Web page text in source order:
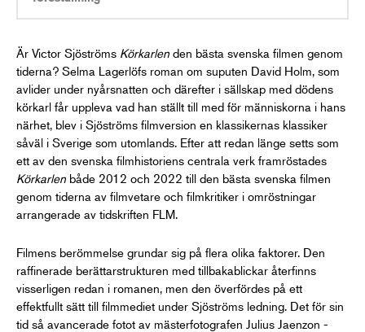
Är Victor Sjöströms Körkarlen den bästa svenska filmen genom
tiderna? Selma Lagerlöfs roman om suputen David Holm, som
avlider under nyårsnatten och därefter i sällskap med dödens
körkarl får uppleva vad han ställt till med för människorna i hans
närhet, blev i Sjöströms filmversion en klassikernas klassiker
såväl i Sverige som utomlands. Efter att redan länge setts som
ett av den svenska filmhistoriens centrala verk framröstades
Körkarlen både 2012 och 2022 till den bästa svenska filmen
genom tiderna av filmvetare och filmkritiker i omröstningar
arrangerade av tidskriften FLM.
Filmens berömmelse grundar sig på flera olika faktorer. Den
raffinerade berättarstrukturen med tillbakablickar återfinns
visserligen redan i romanen, men den överfördes på ett
effektfullt sätt till filmmediet under Sjöströms ledning. Det för sin
tid så avancerade fotot av mästerfotografen Julius Jaenzon -